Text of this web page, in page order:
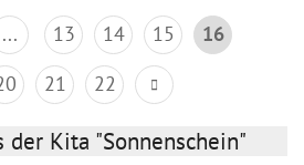
... 13 14 15
16
21 22
Kita "Sonnenschein"